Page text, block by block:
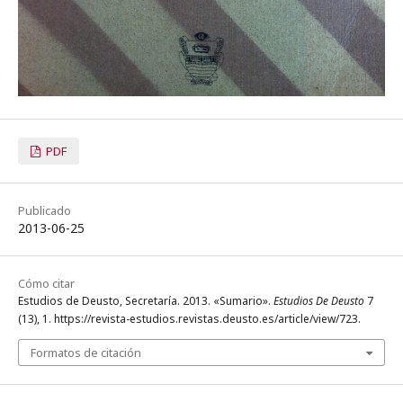
PDF
Publicado
2013-06-25
Cómo citar
Estudios de Deusto, Secretaría. 2013. «Sumario». Estudios De Deusto 7
(13), 1. https://revista-estudios.revistas.deusto.es/article/view/723.
Formatos de citación